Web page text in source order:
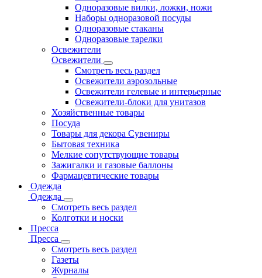
Одноразовые вилки, ложки, ножи
Наборы одноразовой посуды
Одноразовые стаканы
Одноразовые тарелки
Освежители
Освежители
Смотреть весь раздел
Освежители аэрозольные
Освежители гелевые и интерьерные
Освежители-блоки для унитазов
Хозяйственные товары
Посуда
Товары для декора Сувениры
Бытовая техника
Мелкие сопутствующие товары
Зажигалки и газовые баллоны
Фармацевтические товары
Одежда
Одежда
Смотреть весь раздел
Колготки и носки
Пресса
Пресса
Смотреть весь раздел
Газеты
Журналы